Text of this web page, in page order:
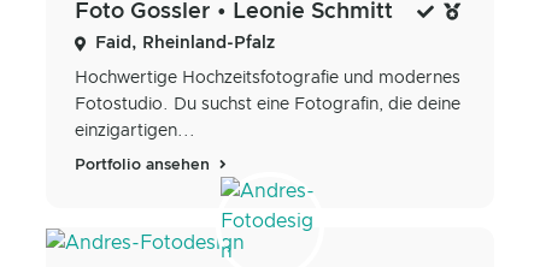
Foto Gossler • Leonie Schmitt
Faid, Rheinland-Pfalz
Hochwertige Hochzeitsfotografie und modernes
Fotostudio. Du suchst eine Fotografin, die deine
einzigartigen...
Portfolio ansehen